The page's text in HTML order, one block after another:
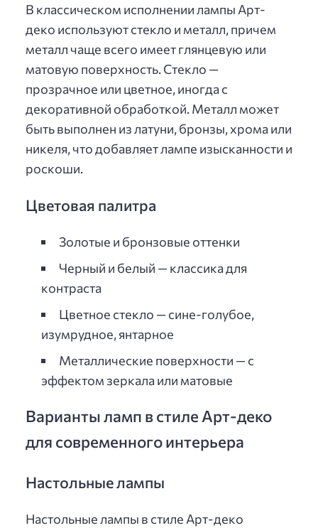
В классическом исполнении лампы Арт-
деко используют стекло и металл, причем
металл чаще всего имеет глянцевую или
матовую поверхность. Стекло —
прозрачное или цветное, иногда с
декоративной обработкой. Металл может
быть выполнен из латуни, бронзы, хрома или
никеля, что добавляет лампе изысканности и
роскоши.
Цветовая палитра
Золотые и бронзовые оттенки
Черный и белый — классика для
контраста
Цветное стекло — сине-голубое,
изумрудное, янтарное
Металлические поверхности — с
эффектом зеркала или матовые
Варианты ламп в стиле Арт-деко
для современного интерьера
Настольные лампы
Настольные лампы в стиле Арт-деко